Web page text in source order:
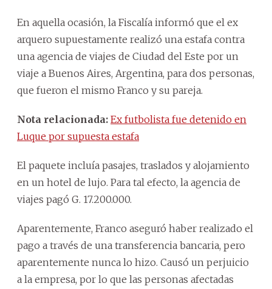
En aquella ocasión, la Fiscalía informó que el ex
arquero supuestamente realizó una estafa contra
una agencia de viajes de Ciudad del Este por un
viaje a Buenos Aires, Argentina, para dos personas,
que fueron el mismo Franco y su pareja.
Nota relacionada: Ex futbolista fue detenido en
Luque por supuesta estafa
El paquete incluía pasajes, traslados y alojamiento
en un hotel de lujo. Para tal efecto, la agencia de
viajes pagó G. 17.200.000.
Aparentemente, Franco aseguró haber realizado el
pago a través de una transferencia bancaria, pero
aparentemente nunca lo hizo. Causó un perjuicio
a la empresa, por lo que las personas afectadas